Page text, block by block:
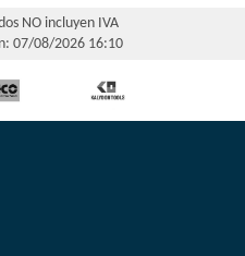
NO incluyen IVA
07/08/2026 16:10